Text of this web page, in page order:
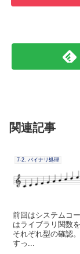
関連記事
7-2. バイナリ処理
前回はシステムコ
はライブラリ関数
それぞれ型の確認
すっ...